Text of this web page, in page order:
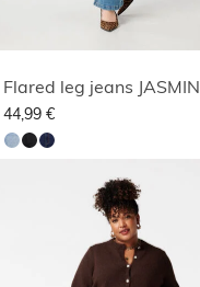
Flared leg jeans JASMIN
44,99 €